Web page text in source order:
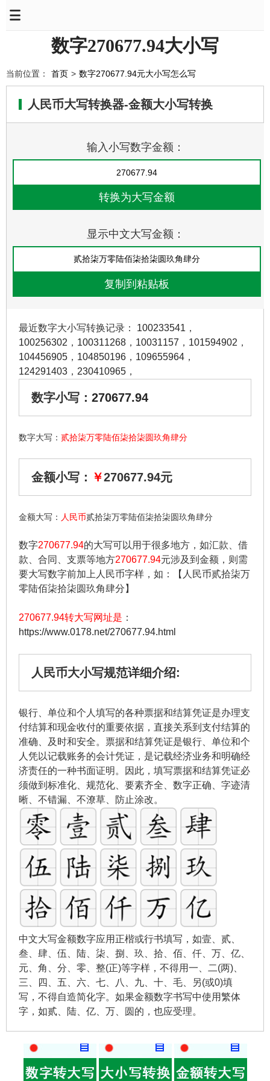
数字270677.94大小写
当前位置： 首页 > 数字270677.94元大小写怎么写
人民币大写转换器-金额大小写转换
输入小写数字金额：
显示中文大写金额：
最近数字大小写转换记录： 100233541 ，
100256302 ， 100311268 ， 10031157 ， 101594902 ，
104456905 ， 104850196 ， 109655964 ，
124291403 ， 230410965 ，
数字小写： 270677.94
数字大写： 贰拾柒万零陆佰柒拾柒圆玖角肆分
金额小写： ￥270677.94元
金额大写： 人民币贰拾柒万零陆佰柒拾柒圆玖角肆分
数字270677.94的大写可以用于很多地方，如汇款、借
款、合同、支票等地方270677.94元涉及到金额，则需
要大写数字前加上人民币字样，如：【人民币贰拾柒万
零陆佰柒拾柒圆玖角肆分】
270677.94转大写网址是 ：
https://www.0178.net/270677.94.html
人民币大小写规范详细介绍:
银行、单位和个人填写的各种票据和结算凭证是办理支
付结算和现金收付的重要依据，直接关系到支付结算的
准确、及时和安全。票据和结算凭证是银行、单位和个
人凭以记载账务的会计凭证，是记载经济业务和明确经
济责任的一种书面证明。因此，填写票据和结算凭证必
须做到标准化、规范化、要素齐全、数字正确、字迹清
晰、不错漏、不潦草、防止涂改。
中文大写金额数字应用正楷或行书填写，如壹、贰、
叁、肆、伍、陆、柒、捌、玖、拾、佰、仟、万、亿、
元、角、分、零、整(正)等字样，不得用一、二(两)、
三、四、五、六、七、八、九、十、毛、另(或0)填
写，不得自造简化字。如果金额数字书写中使用繁体
字，如贰、陆、亿、万、圆的，也应受理。